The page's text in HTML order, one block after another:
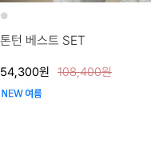
●
톤턴 베스트 SET
54,300원 108,400원